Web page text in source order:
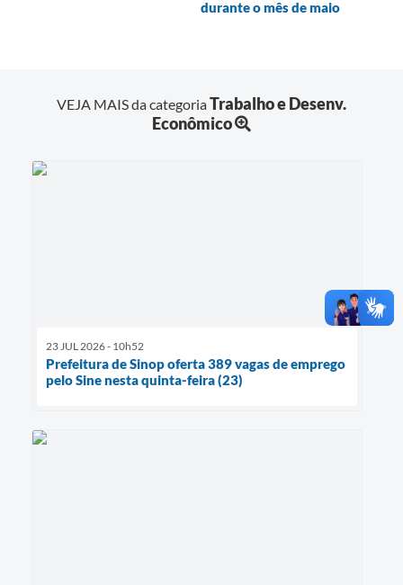
durante o mês de maio
VEJA MAIS da categoriaTrabalho e Desenv.
Econômico
23 JUL 2026 - 10h52
Prefeitura de Sinop oferta 389 vagas de emprego
pelo Sine nesta quinta-feira (23)